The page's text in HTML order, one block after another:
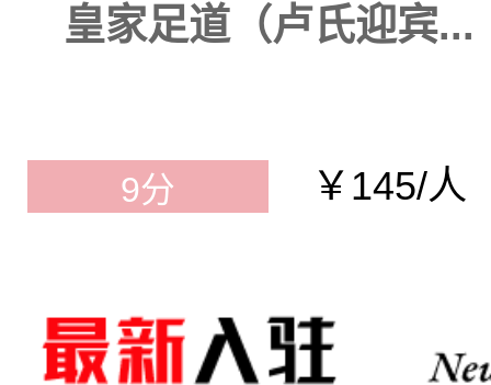
皇家足道（卢氏迎宾...
9分 ￥145/人